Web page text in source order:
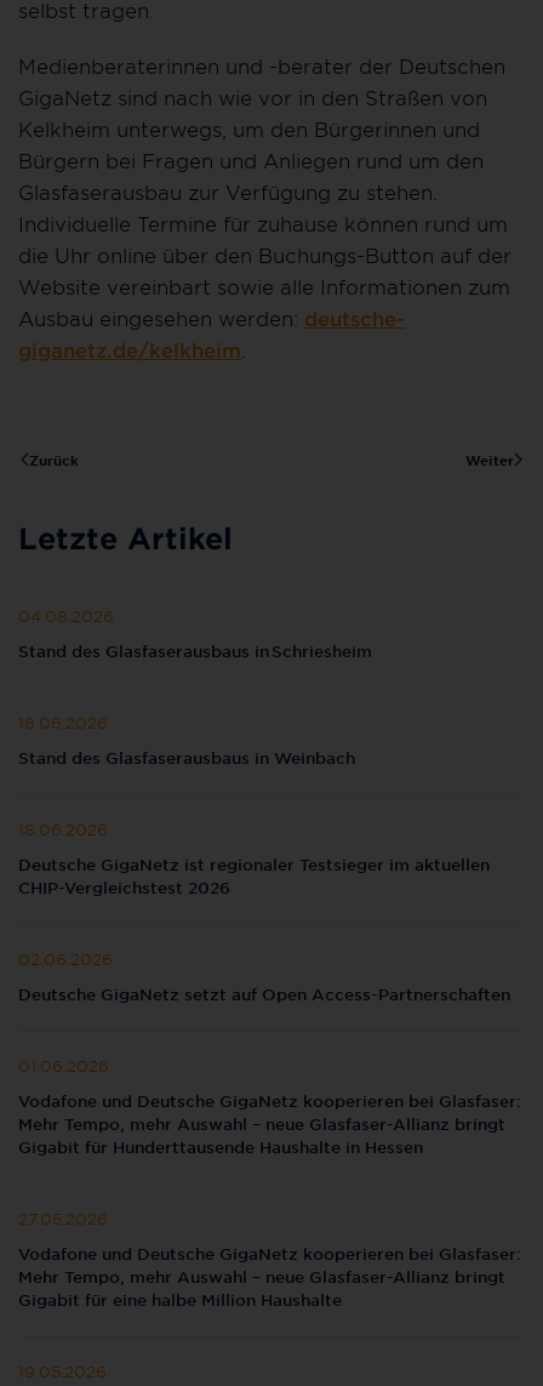
selbst tragen.
Medienberaterinnen und -berater der Deutschen
GigaNetz sind nach wie vor in den Straßen von
Kelkheim unterwegs, um den Bürgerinnen und
Bürgern bei Fragen und Anliegen rund um den
Glasfaserausbau zur Verfügung zu stehen.
Individuelle Termine für zuhause können rund um
die Uhr online über den Buchungs-Button auf der
Website vereinbart sowie alle Informationen zum
Ausbau eingesehen werden: deutsche-
giganetz.de/kelkheim
Zurück Weiter
Letzte Artikel
04.08.2026
Stand des Glasfaserausbaus in Schriesheim
18.06.2026
Stand des Glasfaserausbaus in Weinbach
18.06.2026
Deutsche GigaNetz ist regionaler Testsieger im aktuellen
CHIP-Vergleichstest 2026
02.06.2026
Deutsche GigaNetz setzt auf Open Access-Partnerschaften
01.06.2026
Vodafone und Deutsche GigaNetz kooperieren bei Glasfaser:
Mehr Tempo, mehr Auswahl – neue Glasfaser-Allianz bringt
Gigabit für Hunderttausende Haushalte in Hessen
27.05.2026
Vodafone und Deutsche GigaNetz kooperieren bei Glasfaser:
Mehr Tempo, mehr Auswahl – neue Glasfaser-Allianz bringt
Gigabit für eine halbe Million Haushalte
19.05.2026